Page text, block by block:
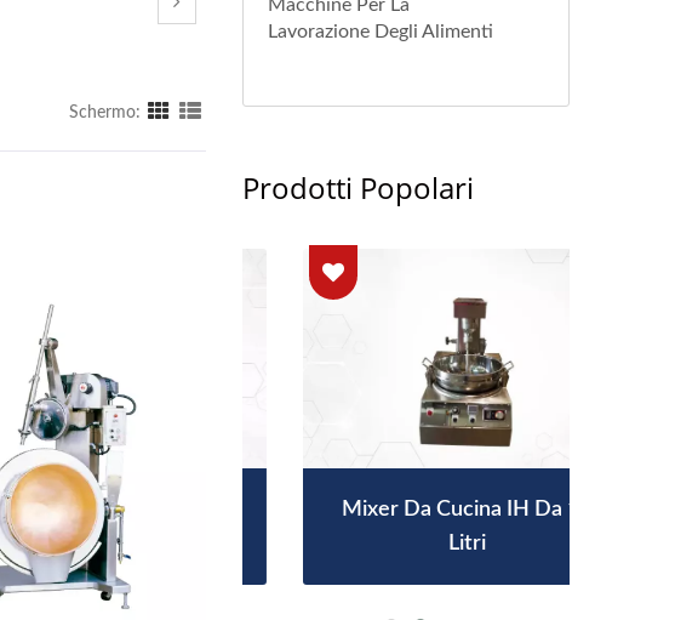
Schermo:
Macchine Per La
Lavorazione Degli Alimenti
Prodotti Popolari
Cucina A Gas Da
80 Litri
Mixer Da Cucina IH Da 12